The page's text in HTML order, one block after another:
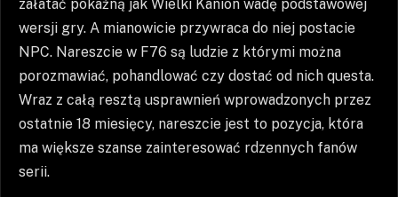
załatać pokaźną jak Wielki Kanion wadę podstawowej
wersji gry. A mianowicie przywraca do niej postacie
NPC. Nareszcie w F76 są ludzie z którymi można
porozmawiać, pohandlować czy dostać od nich questa.
Wraz z całą resztą usprawnień wprowadzonych przez
ostatnie 18 miesięcy, nareszcie jest to pozycja, która
ma większe szanse zainteresować rdzennych fanów
serii.